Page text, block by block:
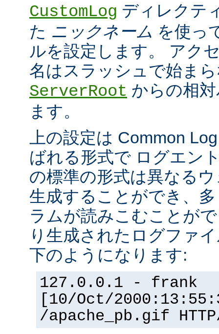
CustomLog ディレクテ
た ニックネーム を使っ
ルを設定します。 アク
名はスラッシュで始ま
ServerRoot からの相
ます。
上の設定は Common
ばれる形式で ログエン
の標準の形式は異なる
生成することができ、
ラムが読みこむことが
り生成されたログファ
下のようになります:
127.0.0.1 - frank
[10/Oct/
/apache_pb.gif